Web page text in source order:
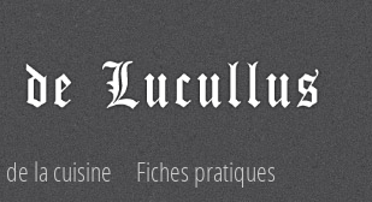
la cuisine Fiches pratiques